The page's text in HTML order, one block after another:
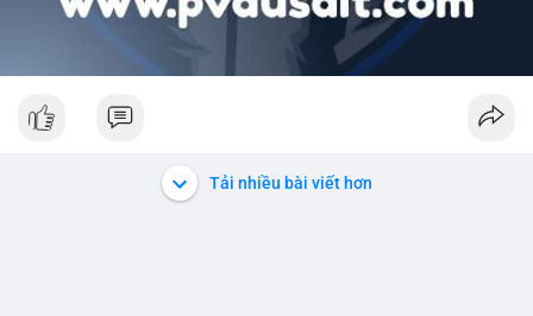
Tải nhiều bài viết hơn